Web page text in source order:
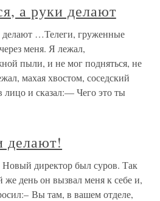
а руки делают
делают …Телеги, груженные
меня. Я лежал,
пыли, и не мог подняться, не
махая хвостом, соседский
лицо и сказал:— Чего это ты
делают!
Новый директор был суров. Так
день он вызвал меня к себе и,
Вы там, в вашем отделе,